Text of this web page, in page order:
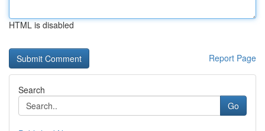
HTML is disabled
Report Page
Search
Go